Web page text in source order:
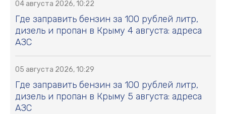
04 августа 2026, 10:22
Где заправить бензин за 100 рублей литр,
дизель и пропан в Крыму 4 августа: адреса
АЗС
05 августа 2026, 10:29
Где заправить бензин за 100 рублей литр,
дизель и пропан в Крыму 5 августа: адреса
АЗС